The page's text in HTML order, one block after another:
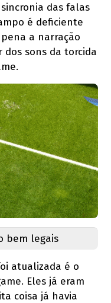
das falas
é deficiente
a narração
sons da torcida
bem legais
atualizada é o
Eles já eram
coisa já havia